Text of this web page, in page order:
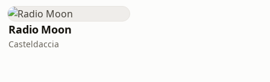
Radio Moon
Casteldaccia